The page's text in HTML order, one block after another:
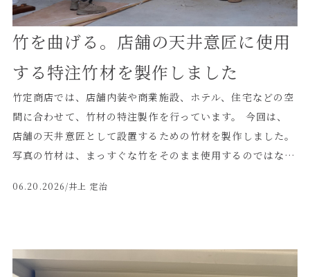
竹製の杓がひとつあるだけで、手水鉢まわりに和の雰囲気が
生まれ、庭全体に落ち着いた表情が加わります。自然素材で
ある竹は、石や水、植栽との相性も良く、時間の経過ととも
に少しずつ色味が変化していく点も魅力です。 竹定商店で
品を製作しています。 竹製の杓、杓台、竹垣、袖垣、和風
庭園の装飾材などをご検討の方は、ぜひお気軽にご相談くだ
さい。
竹を曲げる。店舗の天井意匠に使用
する特注竹材を製作しました
竹定商店では、店舗内装や商業施設、ホテル、住宅などの空
間に合わせて、竹材の特注製作を行っています。 今回は、
店舗の天井意匠として設置するための竹材を製作しました。
写真の竹材は、まっすぐな竹をそのまま使用するのではな
らかな曲線 今回製作している竹材は、一見すると同じよう
のでも、一本一本にクセがあります。 しなりや硬さ、節の位
置、曲がりやすさが異なるため、機械的に同じ形へ曲げるだ
06.20.2026/井上 定治